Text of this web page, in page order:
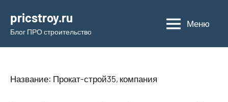
содержимому
pricstroy.ru
Блог ПРО строительство
Меню
Название: Прокат-строй35, компания